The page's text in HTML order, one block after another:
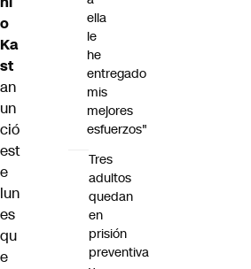
o
Ka
st
an
un
ció
est
e
lun
es
qu
e
ella
le
he
entregado
mis
mejores
esfuerzos"
Tres
adultos
quedan
en
prisión
preventiva